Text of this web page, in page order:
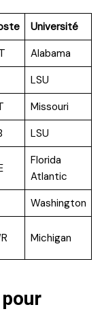
Université
Alabama
LSU
Missouri
LSU
Florida
Atlantic
Washington
Michigan